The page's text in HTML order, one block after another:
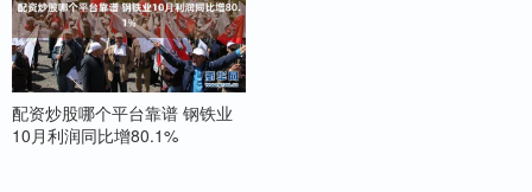
配资炒股哪个平台靠谱 钢铁业
10月利润同比增80.1%